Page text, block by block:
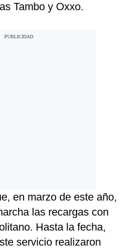
Tambo y Oxxo.
en marzo de este año,
las recargas con
Hasta la fecha,
servicio realizaron